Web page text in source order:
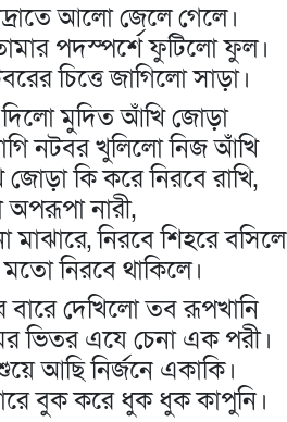
আলো জেলে গেলে।
পদস্পর্শে ফুটিলো ফুল।
চিত্তে জাগিলো সাড়া।
মুদিত আঁখি জোড়া
নটবর খুলিলো নিজ আঁখি
কি করে নিরবে রাখি,
নারী,
নিরবে শিহরে বসিলে
নিরবে থাকিলে।
দেখিলো তব রূপখানি
ভিতর এযে চেনা এক পরী।
শুয়ে আছি নির্জনে একাকি।
বুক করে ধুক ধুক কাপুনি।